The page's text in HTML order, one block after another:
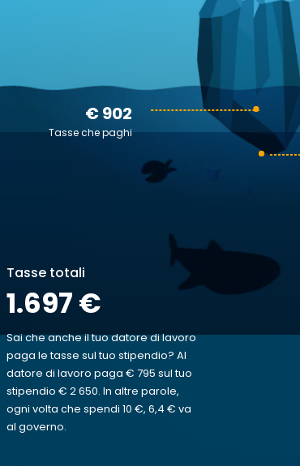
€ 902
Tasse che paghi
Tasse totali
1.697 €
Sai che anche il tuo datore di lavoro
paga le tasse sul tuo stipendio? Al
datore di lavoro paga € 795 sul tuo
stipendio € 2 650. In altre parole,
ogni volta che spendi 10 €, 6,4 € va
al governo.